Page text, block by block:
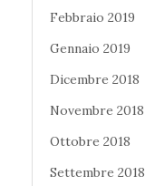
Febbraio 2019
Gennaio 2019
Dicembre 2018
Novembre 2018
Ottobre 2018
Settembre 2018